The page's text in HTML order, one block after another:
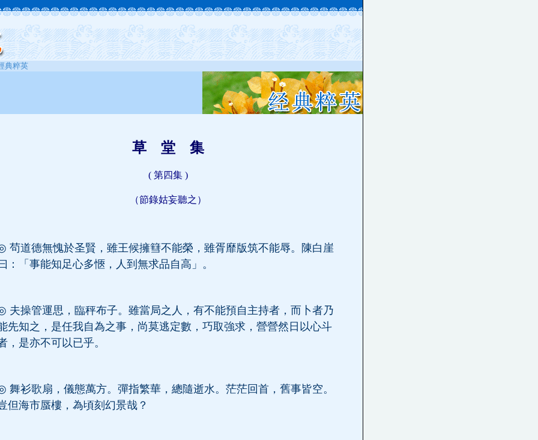
典粹英
草 堂 集
( 第四集 )
（節錄姑妄聽之 ）
茍道德無愧於圣賢，雖王候擁篲不能榮，雖胥靡版筑不能辱。陳白崖
：「事能知足心多愜，人到無求品自高」。
夫操管運思，臨秤布子。雖當局之人，有不能預自主持者，而卜者乃
先知之，是任我自為之事，尚莫逃定數，巧取強求，營營然日以心斗
，是亦不可以已乎。
舞衫歌扇，儀態萬方。彈指繁華，總隨逝水。茫茫回首，舊事皆空。
但海市蜃樓，為頃刻幻景哉？